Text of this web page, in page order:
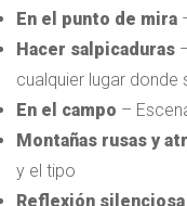
En el punto de mira
Hacer salpicaduras
cualquier lugar donde
En el campo –
Montañas rusas y
y el tipo
Reflexión silenciosa